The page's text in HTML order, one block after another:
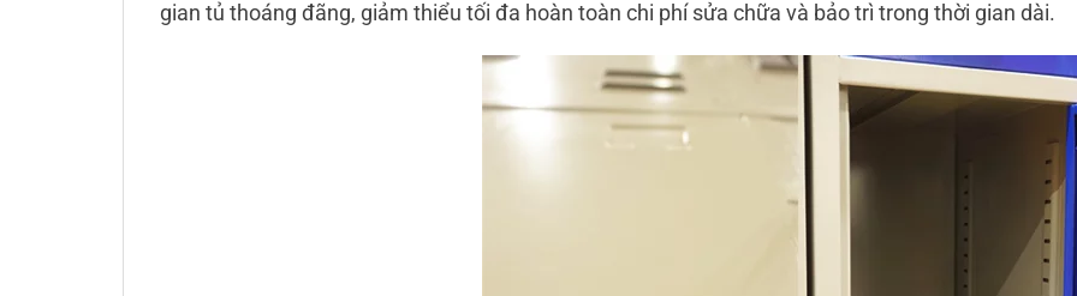
gian tủ thoáng đãng, giảm thiểu tối đa hoàn toàn chi phí sửa chữa và bảo trì trong thời gian dài.